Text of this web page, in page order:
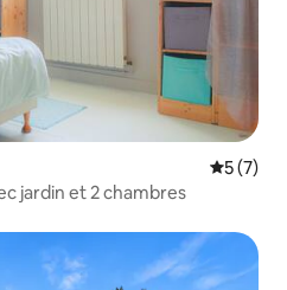
5 (7)
jardin et 2 chambres